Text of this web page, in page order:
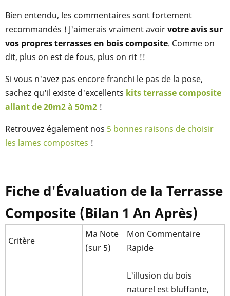
Bien entendu, les commentaires sont fortement
recommandés ! J'aimerais vraiment avoirvotre avis sur
vos propres terrasses en bois composite. Comme on
dit, plus on est de fous, plus on rit !!
Si vous n'avez pas encore franchi le pas de la pose,
sachez qu'il existe d'excellents kits terrasse composite
allant de 20m2 à 50m2 !
Retrouvez également nos 5 bonnes raisons de choisir
les lames composites !
Fiche d'Évaluation de la Terrasse
Composite (Bilan 1 An Après)
Critère
Ma Note
(sur 5)
Mon Commentaire
Rapide
L'illusion du bois
naturel est bluffante,